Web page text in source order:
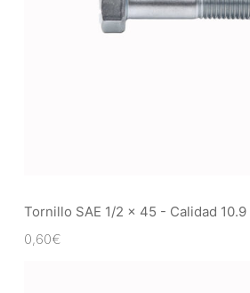
Tornillo SAE 1/2 x 45 - Calidad 10.9
0,60€